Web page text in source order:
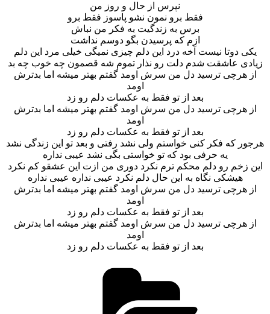
نپرس از حال و روز من
فقط برو نمون نشو پاسوز فقط برو
برس به زندگیت به فکر من نباش
ازم که پرسیدن بگو دوسم نداشت
یکی دوتا نیست آخه درد این دلم چیزی نمیگی خیلی مرد این دلم
زیادی عاشقت شدم دلت رو نذار تموم شه قصمون چه خوب چه بد
از هرچی ترسید دل من سرش اومد گفتم بهتر میشه اما بدترش
اومد
بعد از تو فقط به عکسات دلم رو زد
از هرچی ترسید دل من سرش اومد گفتم بهتر میشه اما بدترش
اومد
بعد از تو فقط به عکسات دلم رو زد
هرجور که فکر کنی خواستم ولی نشد رفتی و بعد تو این زندگی نشد
یه حرفی بود که تو خواستی بگی نشد عیبی نداره
این زخم رو دلم محکم ترم نکرد دوری من ازت این عشقو کم نکرد
هیشکی نگاه به این حال دلم نکرد عیبی نداره عیبی نداره
از هرچی ترسید دل من سرش اومد گفتم بهتر میشه اما بدترش
اومد
بعد از تو فقط به عکسات دلم رو زد
از هرچی ترسید دل من سرش اومد گفتم بهتر میشه اما بدترش
اومد
بعد از تو فقط به عکسات دلم رو زد